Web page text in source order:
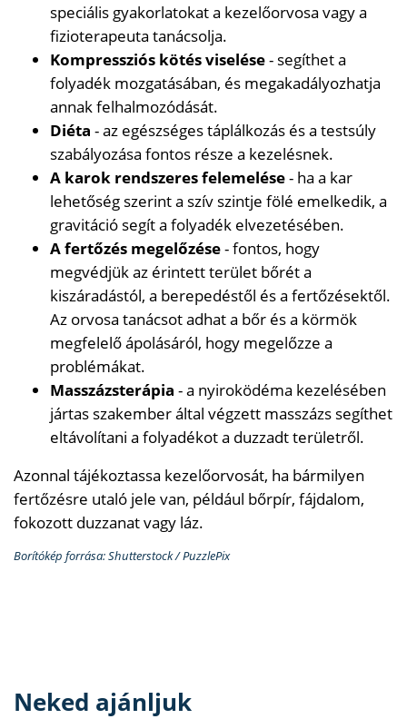
speciális gyakorlatokat a kezelőorvosa vagy a
fizioterapeuta tanácsolja.
Kompressziós kötés viselése- segíthet a
folyadék mozgatásában, és megakadályozhatja
annak felhalmozódását.
Diéta - az egészséges táplálkozás és a testsúly
szabályozása fontos része a kezelésnek.
A karok rendszeres felemelése- ha a kar
lehetőség szerint a szív szintje fölé emelkedik, a
gravitáció segít a folyadék elvezetésében.
A fertőzés megelőzése- fontos, hogy
megvédjük az érintett terület bőrét a
kiszáradástól, a berepedéstől és a fertőzésektől.
Az orvosa tanácsot adhat a bőr és a körmök
megfelelő ápolásáról, hogy megelőzze a
problémákat.
Masszázsterápia - a nyiroködéma kezelésében
jártas szakember által végzett masszázs segíthet
eltávolítani a folyadékot a duzzadt területről.
Azonnal tájékoztassa kezelőorvosát, ha bármilyen
fertőzésre utaló jele van, például bőrpír, fájdalom,
fokozott duzzanat vagy láz.
Borítókép forrása: Shutterstock / PuzzlePix
Neked ajánljuk